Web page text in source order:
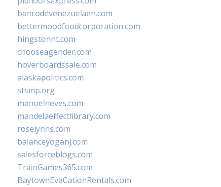
bancodevenezuelaen.com
bettermoodfoodcorporation.com
hingstonnt.com
chooseagender.com
hoverboardssale.com
alaskapolitics.com
stsmp.org
manoelneves.com
mandelaeffectlibrary.com
roselynns.com
balanceyoganj.com
salesforceblogs.com
TrainGames365.com
BaytownEvaCationRentals.com